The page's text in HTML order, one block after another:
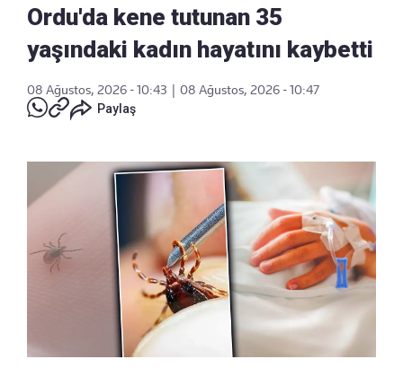
Ordu'da kene tutunan 35
yaşındaki kadın hayatını kaybetti
08 Ağustos, 2026 - 10:43
08 Ağustos, 2026 - 10:47
Paylaş